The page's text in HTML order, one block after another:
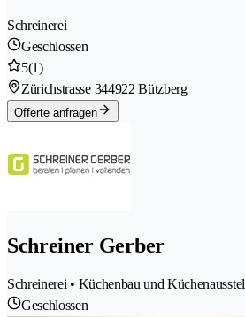
Schreinerei
Geschlossen
5(1)
Zürichstrasse 344922 Bützberg
Offerte anfragen
Schreiner Gerber
Schreinerei • Küchenbau und
Geschlossen